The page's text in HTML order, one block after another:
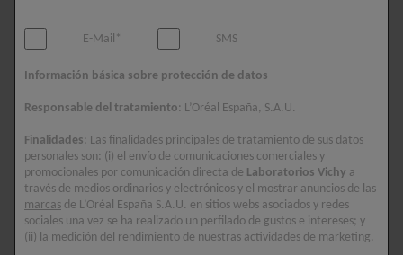
Elmicrobiomaes el conjunto de todos los microorganismos
que colonizan un macroorganismo, es decir, un ser humano u
otro organismo vivo. Se trata principalmente de diferentes tipos
levaduras. Lo que al principio puede parecer un poco extraño
es esencial para nuestro bienestar físico. Los microorganismos
colonizan todo el cuerpo, pero se encuentran principalmente en
eltubo digestivo(flora intestinal) y en lapiel(flora cutánea).
El microbioma intestinal influye considerablemente en la
digestión y el sistema inmunitario. Si el microbioma está
equilibrado, un gran número de las llamadas bacterias buenas
E-Mail* SMS
Información básica sobre protección de datos
Responsable del tratamiento: L’Oréal España, S.A.U.
Finalidades: Las finalidades principales de tratamiento de sus datos
personales son: (i) el envío de comunicaciones comerciales y
promocionales por comunicación directa de Laboratorios Vichy a
través de medios ordinarios y electrónicos y el mostrar anuncios de las
marcas de L’Oréal España S.A.U. en sitios webs asociados y redes
sociales una vez se ha realizado un perfilado de gustos e intereses; y
(ii) la medición del rendimiento de nuestras actividades de marketing.